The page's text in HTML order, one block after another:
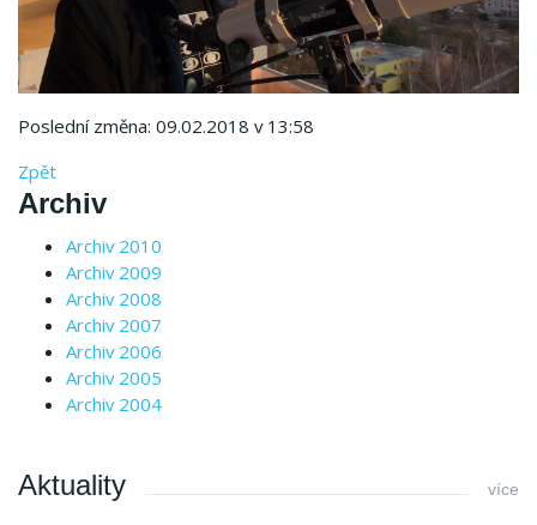
Poslední změna: 09.02.2018 v 13:58
Zpět
Archiv
Archiv 2010
Archiv 2009
Archiv 2008
Archiv 2007
Archiv 2006
Archiv 2005
Archiv 2004
Aktuality více